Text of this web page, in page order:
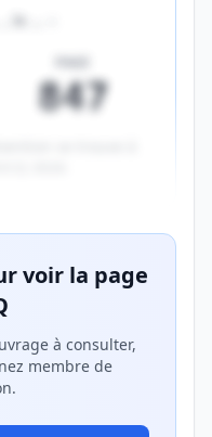
847
voir la page
à consulter,
membre de